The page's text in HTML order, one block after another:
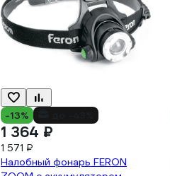
-13%
1 364 ₽
1 571 ₽
Налобный фонарь FERON